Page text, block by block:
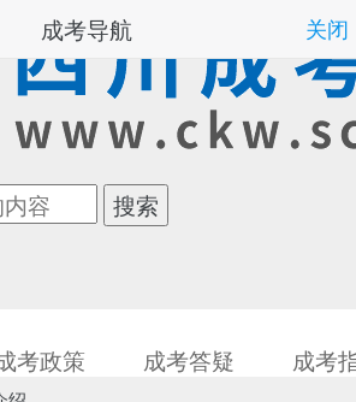
考政策 成考答疑 成考
成考导航 关闭